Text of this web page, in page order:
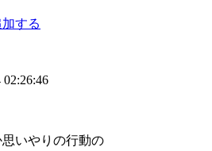
する
02:26:46
いやりの行動の